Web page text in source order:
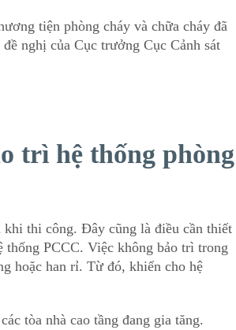
tiện phòng cháy và chữa cháy đã
nghị của Cục trưởng Cục Cảnh sát
trì hệ thống phòng
khi thi công. Đây cũng là điều cần thiết
thống PCCC. Việc không bảo trì trong
hoặc han rỉ. Từ đó, khiến cho hệ
tòa nhà cao tầng đang gia tăng.